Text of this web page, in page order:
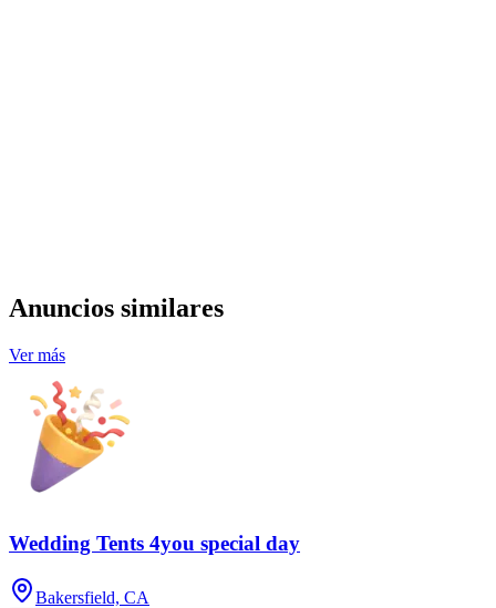
Anuncios similares
Ver más
Wedding Tents 4you special day
Bakersfield, CA